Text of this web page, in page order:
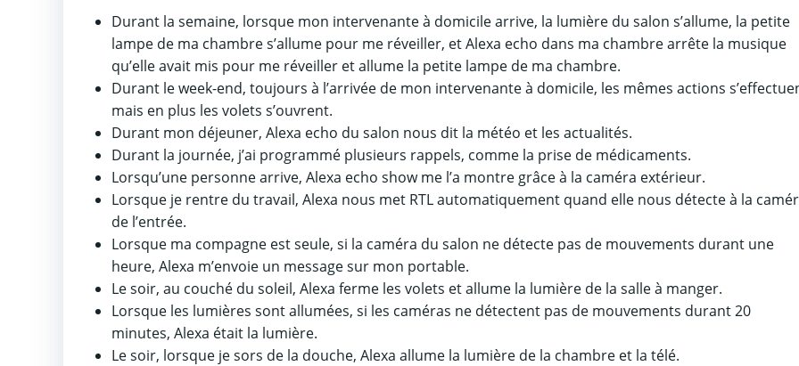
Durant la semaine, lorsque mon intervenante à domicile arrive, la lumière du salon s’allume, la petite
lampe de ma chambre s’allume pour me réveiller, et Alexa echo dans ma chambre arrête la musique
qu’elle avait mis pour me réveiller et allume la petite lampe de ma chambre.
Durant le week-end, toujours à l’arrivée de mon intervenante à domicile, les mêmes actions
mais en plus les volets s’ouvrent.
Durant mon déjeuner, Alexa echo du salon nous dit la météo et les actualités.
Durant la journée, j’ai programmé plusieurs rappels, comme la prise de médicaments.
Lorsqu’une personne arrive, Alexa echo show me l’a montre grâce à la caméra extérieur.
Lorsque je rentre du travail, Alexa nous met RTL automatiquement quand elle nous détecte à la
de l’entrée.
Lorsque ma compagne est seule, si la caméra du salon ne détecte pas de mouvements durant une
heure, Alexa m’envoie un message sur mon portable.
Le soir, au couché du soleil, Alexa ferme les volets et allume la lumière de la salle à manger.
Lorsque les lumières sont allumées, si les caméras ne détectent pas de mouvements durant 20
minutes, Alexa était la lumière.
Le soir, lorsque je sors de la douche, Alexa allume la lumière de la chambre et la télé.